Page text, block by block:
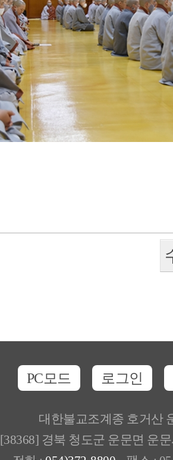
PC모드 로그인
대한불교조계종 호거산
[38368] 경북 청도군 운문면 운